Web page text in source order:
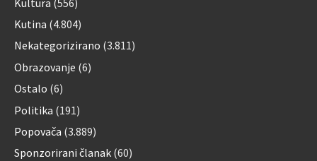
Kutina (4.804)
Nekategorizirano (3.811)
Obrazovanje (6)
Ostalo (6)
Politika (191)
Popovača (3.889)
Sponzorirani članak (60)